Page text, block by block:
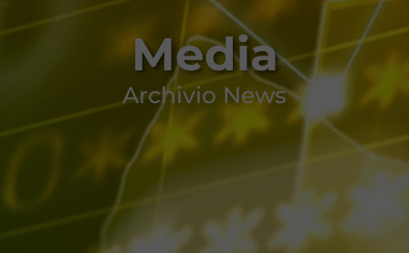
Media
Archivio News